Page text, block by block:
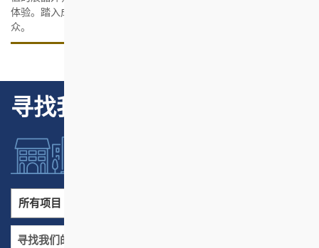
体验。踏入成立第5周年，展览中心将进行翻新，以全新面貌服务公
众。
寻找我们的项目
所有项目